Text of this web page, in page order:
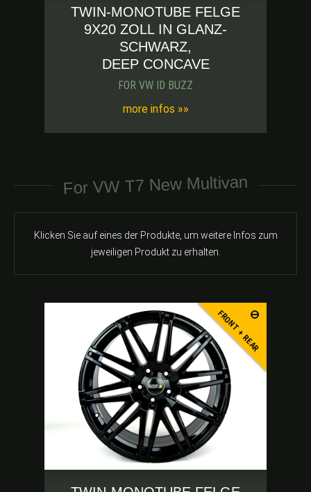
TWIN-MONOTUBE FELGE
9X20 ZOLL IN GLANZ-
SCHWARZ,
DEEP CONCAVE
FOR VW ID BUZZ
more infos »»
For VW T7 New Multivan
Klicken Sie auf eines der Produkte, um weitere Infos zum
jeweiligen Produkt zu erhalten.
FRONT + REAR